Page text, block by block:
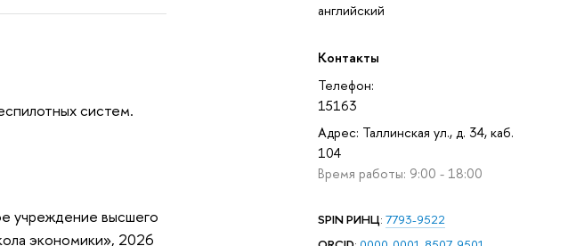
английский
Контакты
Телефон:
15163
Адрес: Таллинская ул., д. 34, каб.
104
Время работы: 9:00 - 18:00
SPIN РИНЦ: 7793-9522
систем.
учреждение высшего
экономики», 2026